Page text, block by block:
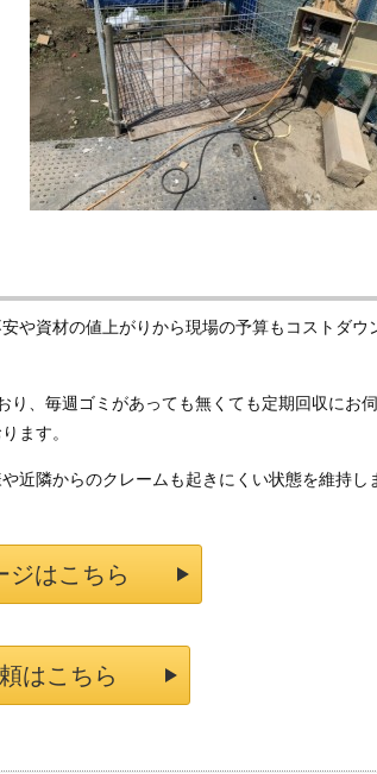
や資材の値上がりから現場の予算もコストダウ
、毎週ゴミがあっても無くても定期回収にお
ます。
近隣からのクレームも起きにくい状態を維持し
ジはこちら
はこちら